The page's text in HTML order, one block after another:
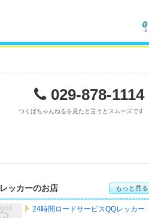
内
索
029-878-1114
つくばちゃんねるを見たと言うとスムーズです
レッカーのお店 もっと見る
24時間ロードサービスQQレッカー